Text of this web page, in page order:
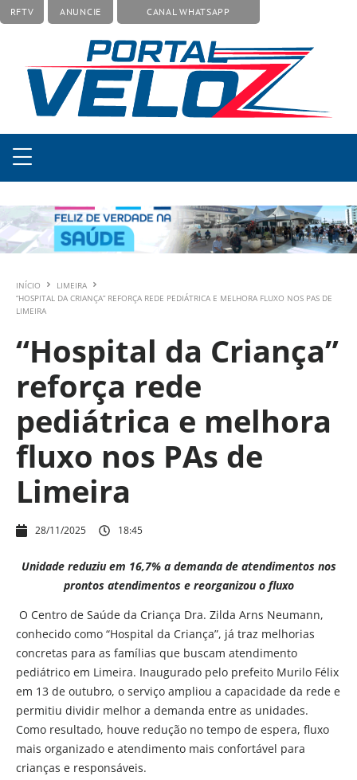
RFTV ANUNCIE CANAL WHATSAPP
INÍCIO
LIMEIRA
“HOSPITAL DA CRIANÇA” REFORÇA REDE PEDIÁTRICA E MELHORA FLUXO NOS PAS DE
LIMEIRA
“Hospital da Criança”
reforça rede
pediátrica e melhora
fluxo nos PAs de
Limeira
28/11/2025 18:45
Unidade reduziu em 16,7% a demanda de atendimentos nos
prontos atendimentos e reorganizou o fluxo
O Centro de Saúde da Criança Dra. Zilda Arns Neumann,
conhecido como “Hospital da Criança”, já traz melhorias
concretas para as famílias que buscam atendimento
pediátrico em Limeira. Inaugurado pelo prefeito Murilo Félix
em 13 de outubro, o serviço ampliou a capacidade da rede e
permitiu dividir melhor a demanda entre as unidades.
Como resultado, houve redução no tempo de espera, fluxo
mais organizado e atendimento mais confortável para
crianças e responsáveis.